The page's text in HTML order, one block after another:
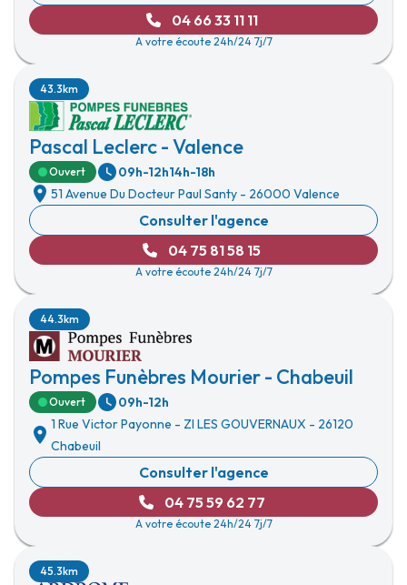
04 66 33 11 11
A votre écoute 24h/24 7j/7
Pascal Leclerc - Valence
43.3km
Ouvert 09h-12h14h-18h
51 Avenue Du Docteur Paul Santy - 26000 Valence
Consulter l'agence
04 75 81 58 15
A votre écoute 24h/24 7j/7
Pompes Funèbres Mourier - Chabeuil
44.3km
Ouvert
09h-12h
1 Rue Victor Payonne - ZI LES GOUVERNAUX - 26120
Chabeuil
Consulter l'agence
04 75 59 62 77
A votre écoute 24h/24 7j/7
45.3km